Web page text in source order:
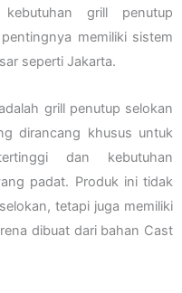
grill penutup
memiliki sistem
seperti Jakarta.
grill penutup selokan
dirancang khusus untuk
dan kebutuhan
padat. Produk ini tidak
tetapi juga memiliki
dibuat dari bahan Cast